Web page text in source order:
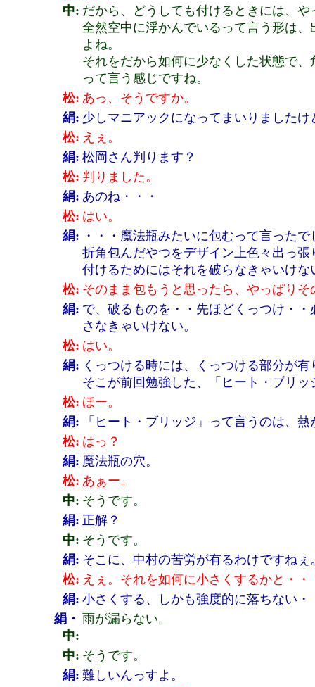
中: だから、どうしても付けるときには、
全然空中に浮かんでいるって言う形は
よね。
それをだから如何に少なくした状態で
って言う感じですね。
松: あっ、そうですか。
絹: 少しマニアックになってまいりましたけ
松: えぇ。
絹: 松岡さん判ります？
松: 判りました。
絹: あのね・・・
松: はい。
絹: ・・・魔法瓶みたいに包むって言った
折角包んだやつをデザイン上色々出っ
付けるためにはそれを破らなきゃいけ
松: そのまま包もうと思ったら、やっぱり
絹: で、破るものを・・先ほどくっつけ・
さなきゃいけない。
松: はい。
絹: くっつける時には、くっつける部分が有
そこが前回勉強した、「ヒート・ブリ
松: ほー。
絹:
「ヒート・ブリッジ」って言うのは、
松: はっ？
絹: 魔法瓶の穴。
松: あぁー。
中: そうです。
絹: 正解？
中: そうです。
絹: そこに、中村の苦労が有るわけですねぇ
松: えぇ。それを如何に小さくするかと・・
絹: 小さくする、しかも強度的に落ちない・
絹・
中:
雨が漏らない。
中: そうです。
絹: 難しいんっすよ。